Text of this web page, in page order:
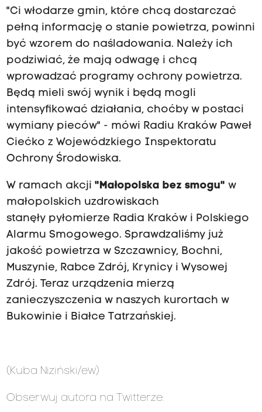
"Ci włodarze gmin, które chcą dostarczać
pełną informację o stanie powietrza, powinni
być wzorem do naśladowania. Należy ich
podziwiać, że mają odwagę i chcą
wprowadzać programy ochrony powietrza.
Będą mieli swój wynik i będą mogli
intensyfikować działania, choćby w postaci
wymiany pieców" - mówi Radiu Kraków Paweł
Ciećko z Wojewódzkiego Inspektoratu
Ochrony Środowiska.
W ramach akcji "Małopolska bez smogu" w
małopolskich uzdrowiskach
stanęły pyłomierze Radia Kraków i Polskiego
Alarmu Smogowego. Sprawdzaliśmy już
jakość powietrza w Szczawnicy, Bochni,
Muszynie, Rabce Zdrój, Krynicy i Wysowej
Zdrój. Teraz urządzenia mierzą
zanieczyszczenia w naszych kurortach w
Bukowinie i Białce Tatrzańskiej.
(Kuba Niziński/ew)
Obserwuj autora na Twitterze: